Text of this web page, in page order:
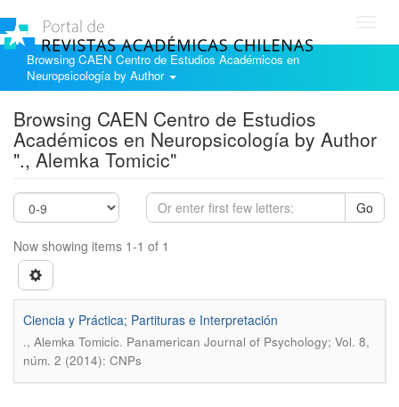
Browsing CAEN Centro de Estudios Académicos en
Neuropsicología by Author
Browsing CAEN Centro de Estudios
Académicos en Neuropsicología by Author
"., Alemka Tomicic"
Go
Now showing items 1-1 of 1
Ciencia y Práctica; Partituras e Interpretación
., Alemka Tomicic. Panamerican Journal of Psychology; Vol. 8,
núm. 2 (2014): CNPs